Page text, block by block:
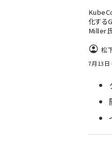
化する
Miller
松
7月13日